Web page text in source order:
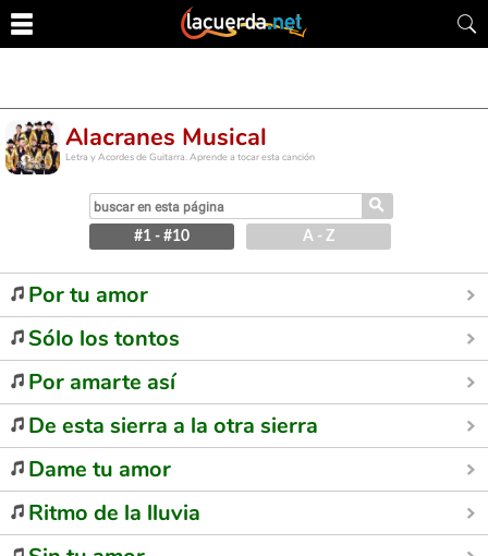
Alacranes Musical
Letra y Acordes de Guitarra. Aprende a tocar esta canción
⚲
#1 - #10 A - Z
Por tu amor
Sólo los tontos
Por amarte así
De esta sierra a la otra sierra
Dame tu amor
Ritmo de la lluvia